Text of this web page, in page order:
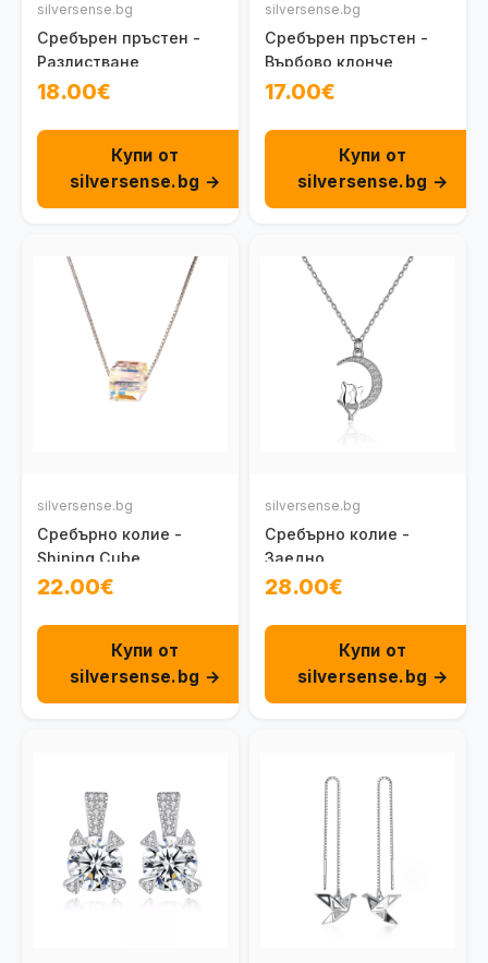
silversense.bg
Сребърен пръстен -
Разлистване
18.00€
Купи от
silversense.bg →
silversense.bg
Сребърен пръстен -
Върбово клонче
17.00€
Купи от
silversense.bg →
silversense.bg
Сребърно колие -
Shining Cube
22.00€
Купи от
silversense.bg →
silversense.bg
Сребърно колие -
Заедно
28.00€
Купи от
silversense.bg →